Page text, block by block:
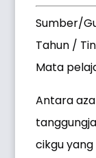
Sumber/
Tahun /
Mata
Antara
cikgu